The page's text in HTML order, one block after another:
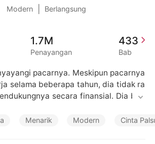
Modern Berlangsung
1.7M
Penayangan
433
Bab
pacarnya. Meskipun pacarnya
selama beberapa tahun, dia tidak ra
secara finansial. Dia bah
Menarik Modern Cinta